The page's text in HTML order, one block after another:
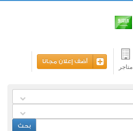
متاجر
أضف إعلان مجانا
بحث